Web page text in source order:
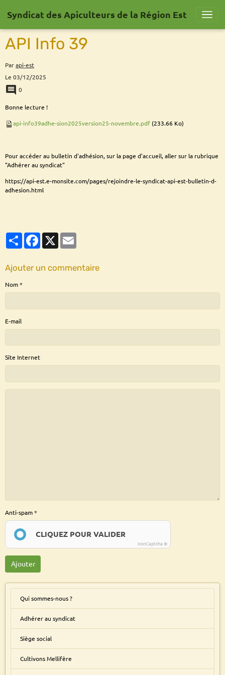
Syndicat des Apiculteurs de la Région Est
API Info 39
Parapi-est
Le 03/12/2025
0
Bonne lecture !
api-info39adhe-sion2025version25-novembre.pdf (233.66 Ko)
Pour accéder au bulletin d'adhésion, sur la page d'accueil, aller sur la rubrique
"Adhérer au syndicat"
https://api-est.e-monsite.com/pages/rejoindre-le-syndicat-api-est-bulletin-d-
adhesion.html
PartagerFacebook
X
Ajouter un commentaire
Nom
E-mail
Site Internet
Anti-spam
CLIQUEZ POUR VALIDER
IconCaptcha ©
Ajouter
Qui sommes-nous ?
Adhérer au syndicat
Siège social
Cultivons Mellifère